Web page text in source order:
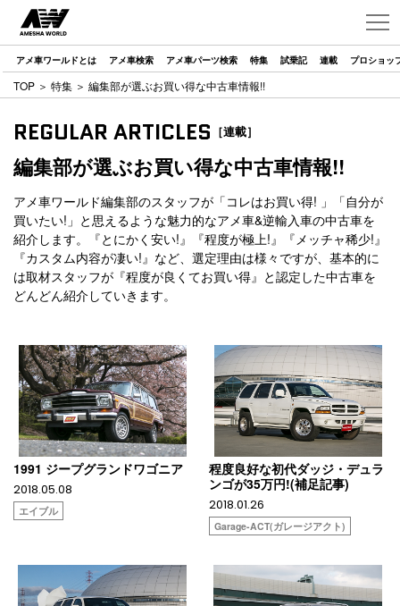
アメ車ワールドとは アメ車検索 アメ車パーツ検索 特集 試乗記 連載 プロショッ
TOP ＞ 特集 ＞ 編集部が選ぶお買い得な中古車情報!!
REGULAR ARTICLES ［連載］
編集部が選ぶお買い得な中古車情報!!
アメ車ワールド編集部のスタッフが「コレはお買い得! 」「自分が
買いたい!」と思えるような魅力的なアメ車&逆輸入車の中古車を
紹介します。『とにかく安い!』『程度が極上!』『メッチャ稀少!』
『カスタム内容が凄い!』など、選定理由は様々ですが、基本的に
は取材スタッフが『程度が良くてお買い得』と認定した中古車を
どんどん紹介していきます。
1991 ジープグランドワゴニア
2018.05.08
エイブル
程度良好な初代ダッジ・デュラ
ンゴが35万円!(補足記事)
2018.01.26
Garage-ACT(ガレージアクト)